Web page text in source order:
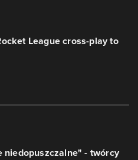
League cross-play to
niedopuszczalne" - twórcy